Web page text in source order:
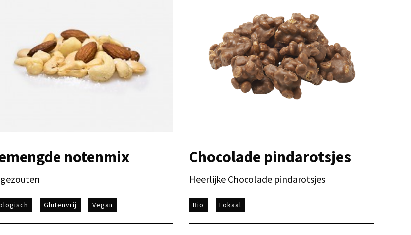
notenmix
Glutenvrij Vegan
Chocolade pindarotsjes
Heerlijke Chocolade pindarotsjes
Bio Lokaal